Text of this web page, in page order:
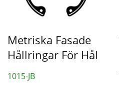
Metriska Fasade
Hållringar För Hål
1015-JB